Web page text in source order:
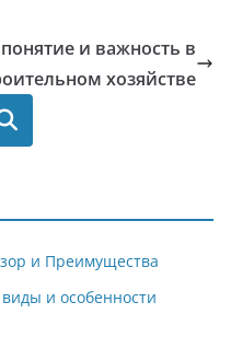
и важность в
хозяйстве
и Преимущества
и особенности